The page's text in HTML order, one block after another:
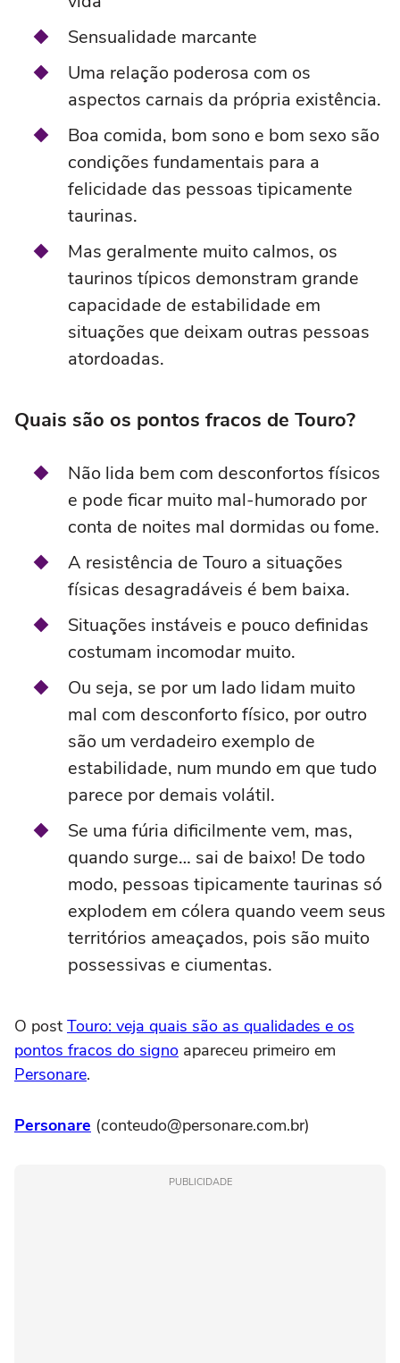
Sensualidade marcante
Uma relação poderosa com os
aspectos carnais da própria existência.
Boa comida, bom sono e bom sexo são
condições fundamentais para a
felicidade das pessoas tipicamente
taurinas.
Mas geralmente muito calmos, os
taurinos típicos demonstram grande
capacidade de estabilidade em
situações que deixam outras pessoas
atordoadas.
Quais são os pontos fracos de Touro?
Não lida bem com desconfortos físicos
e pode ficar muito mal-humorado por
conta de noites mal dormidas ou fome.
A resistência de Touro a situações
físicas desagradáveis é bem baixa.
Situações instáveis e pouco definidas
costumam incomodar muito.
Ou seja, se por um lado lidam muito
mal com desconforto físico, por outro
são um verdadeiro exemplo de
estabilidade, num mundo em que tudo
parece por demais volátil.
Se uma fúria dificilmente vem, mas,
quando surge… sai de baixo! De todo
modo, pessoas tipicamente taurinas só
explodem em cólera quando veem seus
territórios ameaçados, pois são muito
possessivas e ciumentas.
O post Touro: veja quais são as qualidades e os
pontos fracos do signo apareceu primeiro em
Personare.
Personare (conteudo@personare.com.br)
PUBLICIDADE